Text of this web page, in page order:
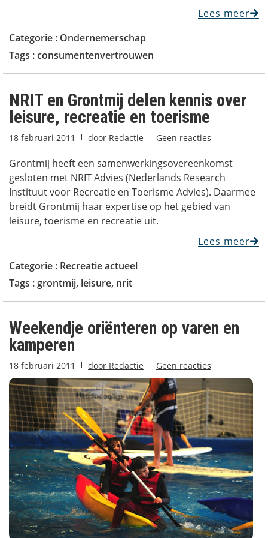
Lees meer
Categorie : Ondernemerschap
Tags :consumentenvertrouwen
NRIT en Grontmij delen kennis over
leisure, recreatie en toerisme
18 februari 2011 door Redactie Geen reacties
Grontmij heeft een samenwerkingsovereenkomst
gesloten met NRIT Advies (Nederlands Research
Instituut voor Recreatie en Toerisme Advies). Daarmee
breidt Grontmij haar expertise op het gebied van
leisure, toerisme en recreatie uit.
Lees meer
Categorie : Recreatie actueel
Tags :grontmij, leisure, nrit
Weekendje oriënteren op varen en
kamperen
18 februari 2011 door Redactie Geen reacties